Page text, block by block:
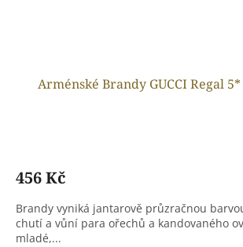
Arménské Brandy GUCCI Regal 5*
456 Kč
Brandy vyniká jantarově průzračnou
chutí a vůní para ořechů a kandovaného
mladé,...